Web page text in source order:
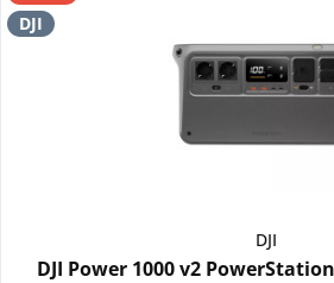
DJI
DJI
DJI Power 1000 v2